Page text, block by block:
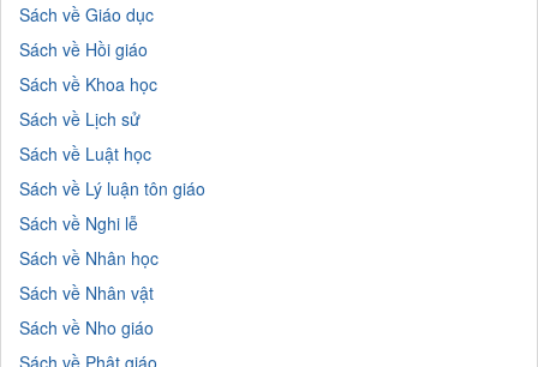
Sách về Giáo dục
Sách về Hồi giáo
Sách về Khoa học
Sách về Lịch sử
Sách về Luật học
Sách về Lý luận tôn giáo
Sách về Nghi lễ
Sách về Nhân học
Sách về Nhân vật
Sách về Nho giáo
Sách về Phật giáo